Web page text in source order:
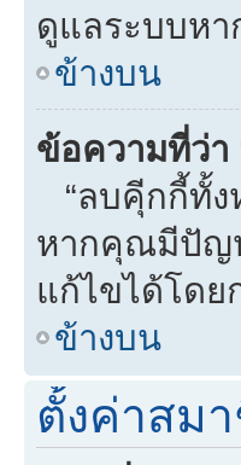
ดูแลระบบห
ข้างบน
ข้อความที่ว่า
“ลบคุีกกี้ทั้ง
หากคุณมีปัญห
แก้ไขได้โดย
ข้างบน
ตั้งค่าสม